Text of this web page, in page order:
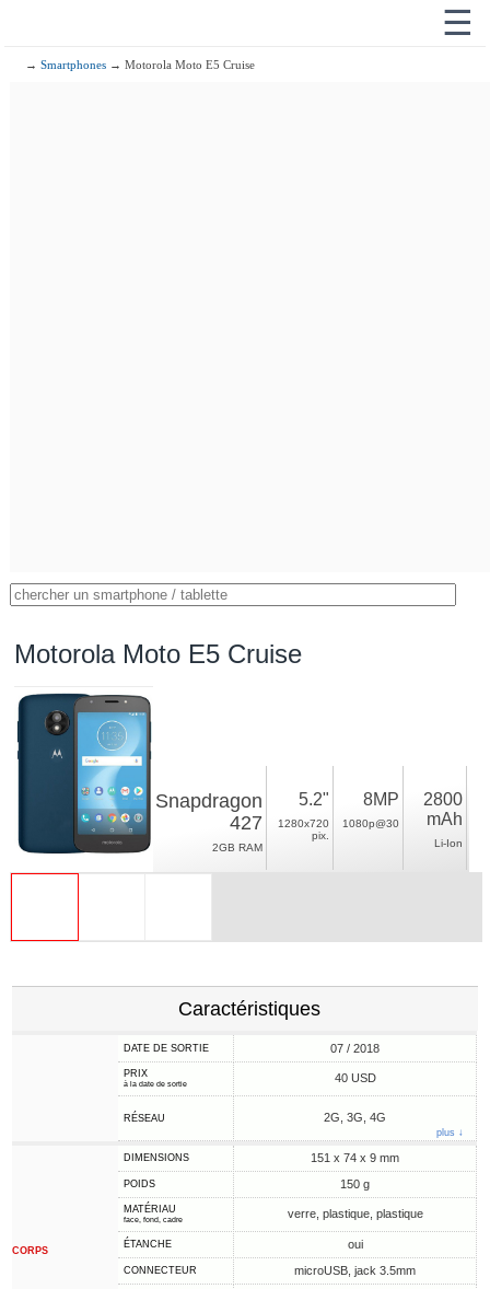
☰
→Smartphones → Motorola Moto E5 Cruise
Motorola Moto E5 Cruise
Snapdragon
427
2GB RAM
5.2"
1280x720
pix.
8MP
1080p@30
2800
mAh
Li-Ion
Caractéristiques
DATE DE SORTIE 07 / 2018
PRIX
à la date de sortie 40 USD
RÉSEAU 2G, 3G, 4G
plus ↓
CORPS
DIMENSIONS 151 x 74 x 9 mm
POIDS 150 g
MATÉRIAU
face, fond, cadre verre, plastique, plastique
ÉTANCHE oui
CONNECTEUR microUSB, jack 3.5mm